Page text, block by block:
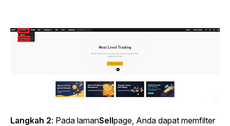
Langkah 2: Pada lamanSellpage, Anda dapat memfilter